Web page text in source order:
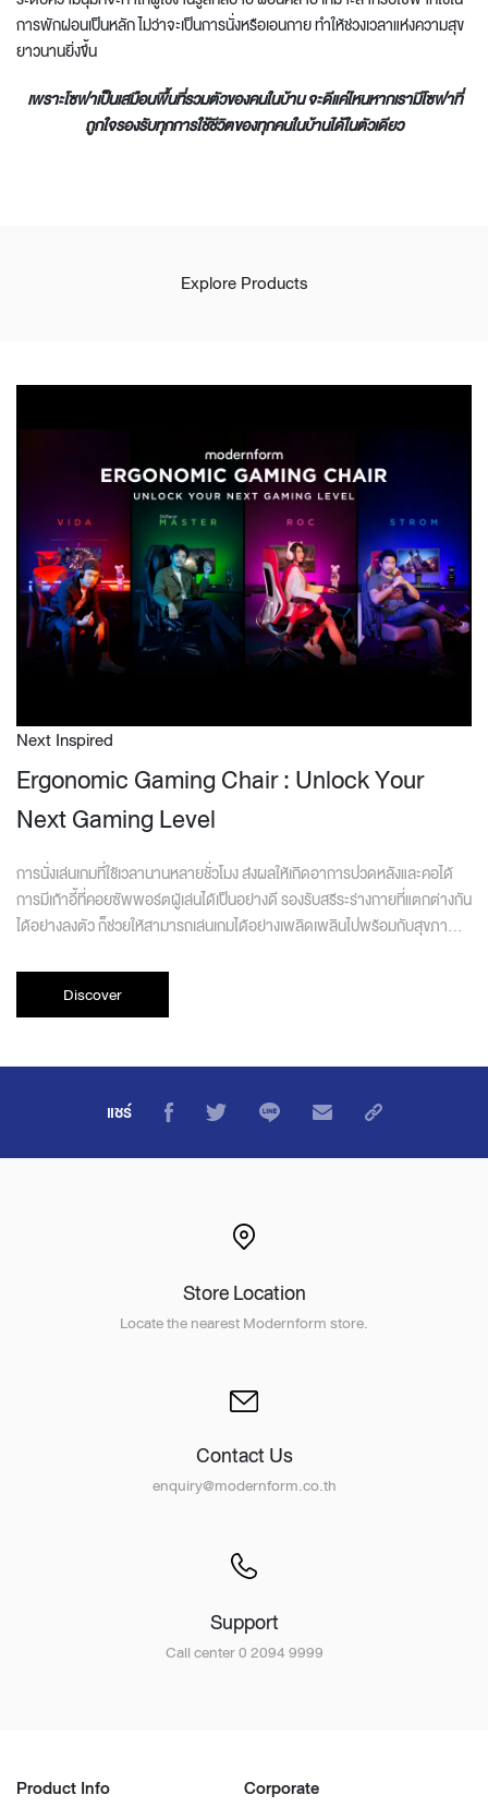
การพักผ่อนเป็นหลัก ไม่ว่าจะเป็นการนั่งหรือเอนกาย ทำให้ช่วงเวลาแห่งความสุข
ยาวนานยิ่งขึ้น
เพราะโซฟาเป็นเสมือนพื้นที่รวมตัวของคนในบ้าน จะดีแค่ไหนหากเรามีโซฟาที่
ถูกใจรองรับทุกการใช้ชีวิตของทุกคนในบ้านได้ในตัวเดียว
Explore Products
Next Inspired
Ergonomic Gaming Chair : Unlock Your
Next Gaming Level
การนั่งเล่นเกมที่ใช้เวลานานหลายชั่วโมง ส่งผลให้เกิดอาการปวดหลังและคอได้
การมีเก้าอี้ที่คอยซัพพอร์ตผู้เล่นได้เป็นอย่างดี รองรับสรีระร่างกายที่แตกต่างกัน
ได้อย่างลงตัว ก็ช่วยให้สามารถเล่นเกมได้อย่างเพลิดเพลินไปพร้อมกับสุขภาพที่
Discover
แชร์
Store Location
Locate the nearest Modernform store.
Contact Us
enquiry@modernform.co.th
Support
Call center 0 2094 9999
Product Info Corporate